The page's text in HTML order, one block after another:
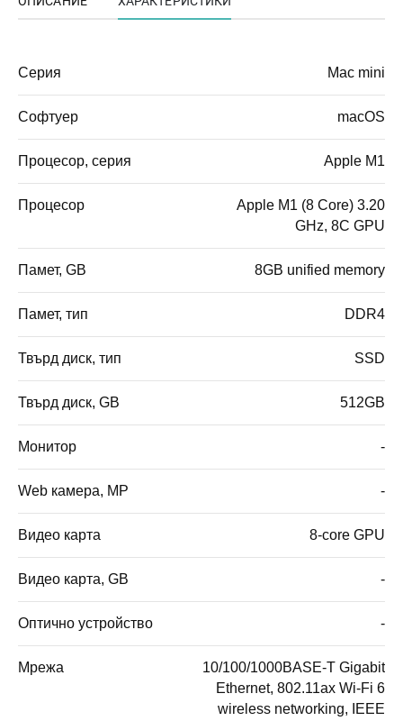
Серия Mac mini
Софтуер macOS
Процесор, серия Apple M1
Процесор
Apple M1 (8 Core) 3.20
GHz, 8C GPU
Памет, GB 8GB unified memory
Памет, тип DDR4
Твърд диск, тип SSD
Твърд диск, GB 512GB
Монитор -
Web камера, MP -
Видео карта 8-core GPU
Видео карта, GB -
Оптично устройство -
Мрежа
10/100/1000BASE-T Gigabit
Ethernet, 802.11ax Wi-Fi 6
wireless networking, IEEE